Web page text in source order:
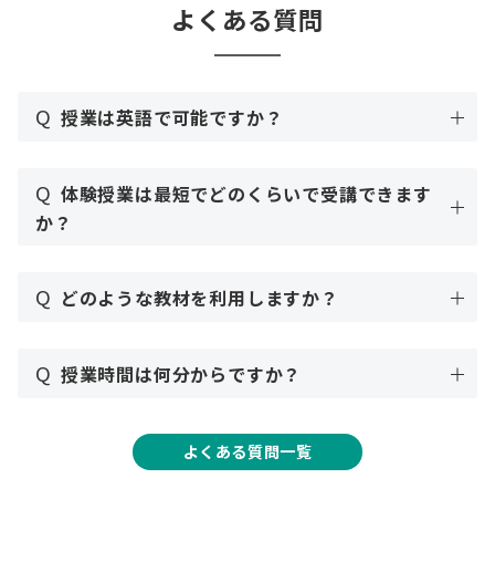
よくある質問
Q 授業は英語で可能ですか？
Q 体験授業は最短でどのくらいで受講できます
か？
Q どのような教材を利用しますか？
Q 授業時間は何分からですか？
よくある質問一覧